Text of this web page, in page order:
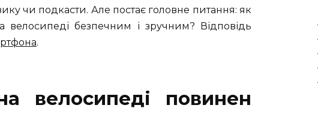
чи подкасти. Але постає головне питання: як
велосипеді безпечним і зручним? Відповідь
.
велосипеді повинен